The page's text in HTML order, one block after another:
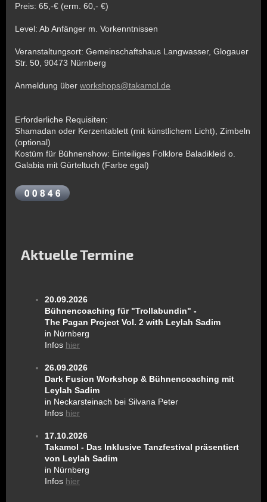
Preis: 65,-€ (erm. 60,- €)
Level: Ab Anfänger m. Vorkenntnissen
Veranstaltungsort: Gemeinschaftshaus Langwasser, Glogauer
Str. 50, 90473 Nürnberg
Anmeldung über workshops@takamol.de
Erforderliche Requisiten:
Shamadan oder Kerzentablett (mit künstlichem Licht), Zimbeln
(optional)
Kostüm für Bühnenshow: Einteiliges Folklore Baladikleid o.
Galabia mit Gürteltuch (Farbe egal)
Aktuelle Termine
20.09.2026
Bühnencoaching für "Trollabundin" -
The Pagan Project Vol. 2 with Leylah Sadim
in Nürnberg
Infos hier
26.09.2026
Dark Fusion Workshop & Bühnencoaching mit
Leylah Sadim
in Neckarsteinach bei Silvana Peter
Infos hier
17.10.2026
Takamol - Das Inklusive Tanzfestival präsentiert
von Leylah Sadim
in Nürnberg
Infos hier